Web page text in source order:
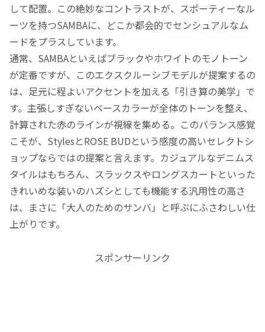
して配置。この絶妙なコントラストが、スポーティーなル
ーツを持つSAMBAに、どこか都会的でセンシュアルなム
ードをプラスしています。
通常、SAMBAといえばブラックやホワイトのモノトーン
が定番ですが、このエクスクルーシブモデルが提案するの
は、足元に程よいアクセントを加える「引き算の美学」で
す。主張しすぎないベースカラーが全体のトーンを整え、
計算された赤のラインが視線を集める。このバランス感覚
こそが、StylesとROSE BUDという感度の高いセレクトシ
ョップならではの提案と言えます。カジュアルなデニムス
タイルはもちろん、スラックスやロングスカートといった
きれいめな装いのハズシとしても機能する汎用性の高さ
は、まさに「大人のためのサンバ」と呼ぶにふさわしい仕
上がりです。
スポンサーリンク